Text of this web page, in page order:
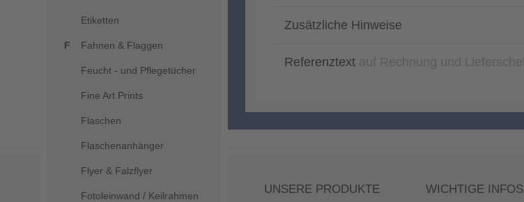
Etiketten
Fahnen & Flaggen
Feucht - und Pflegetücher
Fine Art Prints
Flaschen
Flaschenanhänger
Flyer & Falzflyer
Fotoleinwand / Keilrahmen
Zusätzliche Hinweise
Referenztext
UNSERE PRODUKTE WICHTIGE INFOS